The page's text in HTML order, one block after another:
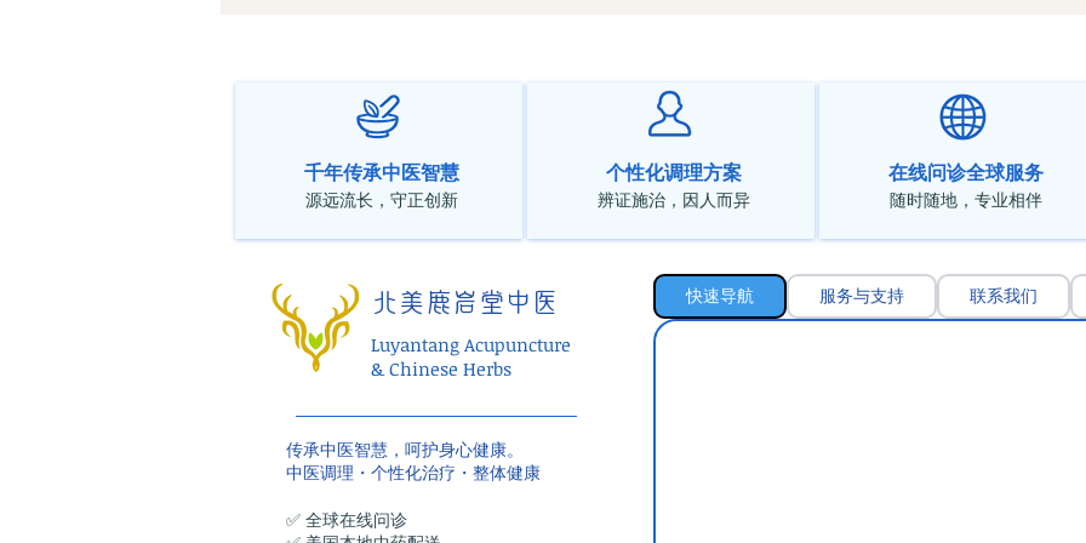
千年传承中医智慧
源远流长，守正创新
个性化调理方案
辨证施治，因人而异
在线问诊全球服务
随时随地，专业相伴
北美鹿岩堂中医
Luyantang Acupuncture
& Chinese Herbs
传承中医智慧，呵护身心健康。
中医调理・个性化治疗・整体健康
✅ 全球在线问诊
快速导航 服务与支持 联系我们